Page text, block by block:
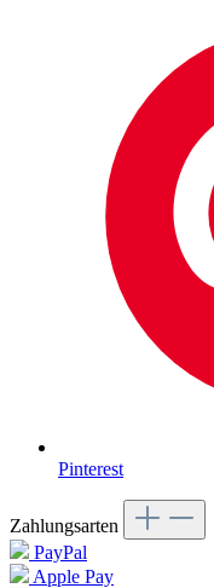
Pinterest
Zahlungsarten
PayPal
Apple Pay